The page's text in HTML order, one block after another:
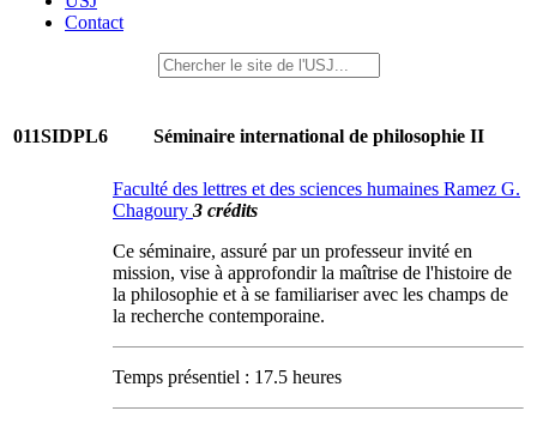
Contact
011SIDPL6 Séminaire international de philosophie II
Faculté des lettres et des sciences humaines Ramez G.
Chagoury 3 crédits
Ce séminaire, assuré par un professeur invité en
mission, vise à approfondir la maîtrise de l'histoire de
la philosophie et à se familiariser avec les champs de
la recherche contemporaine.
Temps présentiel : 17.5 heures